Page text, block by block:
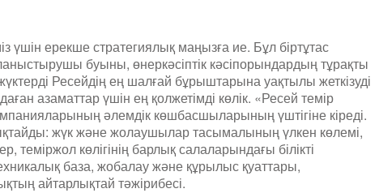
үшін ерекше стратегиялық маңызға ие. Бұл біртұтас
буыны, өнеркәсіптік кәсіпорындардың тұрақты
Ресейдің ең шалғай бұрыштарына уақтылы жеткізуді
азаматтар үшін ең қолжетімді көлік. «Ресей темір
әлемдік көшбасшыларының үштігіне кіреді.
жүк және жолаушылар тасымалының үлкен көлемі,
теміржол көлігінің барлық салаларындағы білікті
база, жобалау және құрылыс қуаттары,
айтарлықтай тәжірибесі.